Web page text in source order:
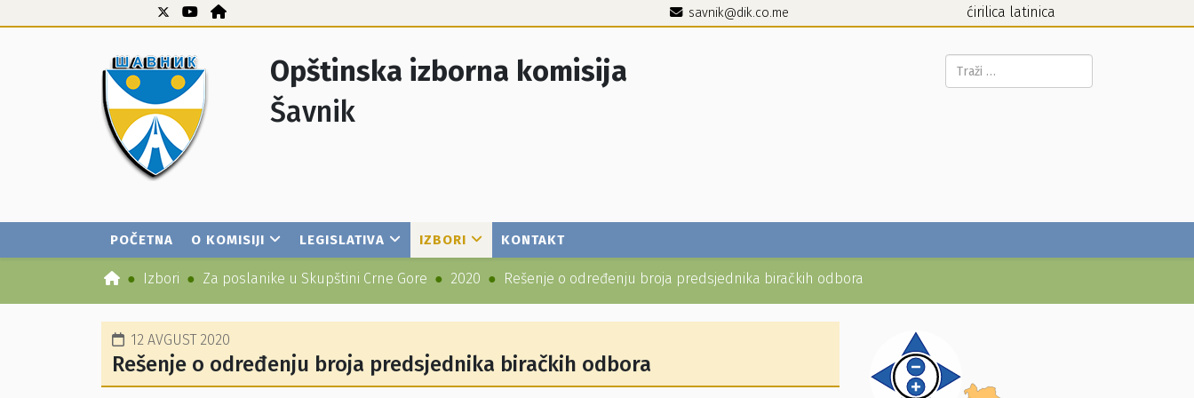
savnik@dik.co.me ćirilica latinica
Opštinska izborna komisija
Šavnik
Pretraga...
POČETNA O KOMISIJI LEGISLATIVA IZBORI KONTAKT
Izbori Za poslanike u Skupštini Crne Gore 2020 Rešenje o određenju broja predsjednika biračkih odbora
12 AVGUST 2020
Rešenje o određenju broja predsjednika biračkih odbora